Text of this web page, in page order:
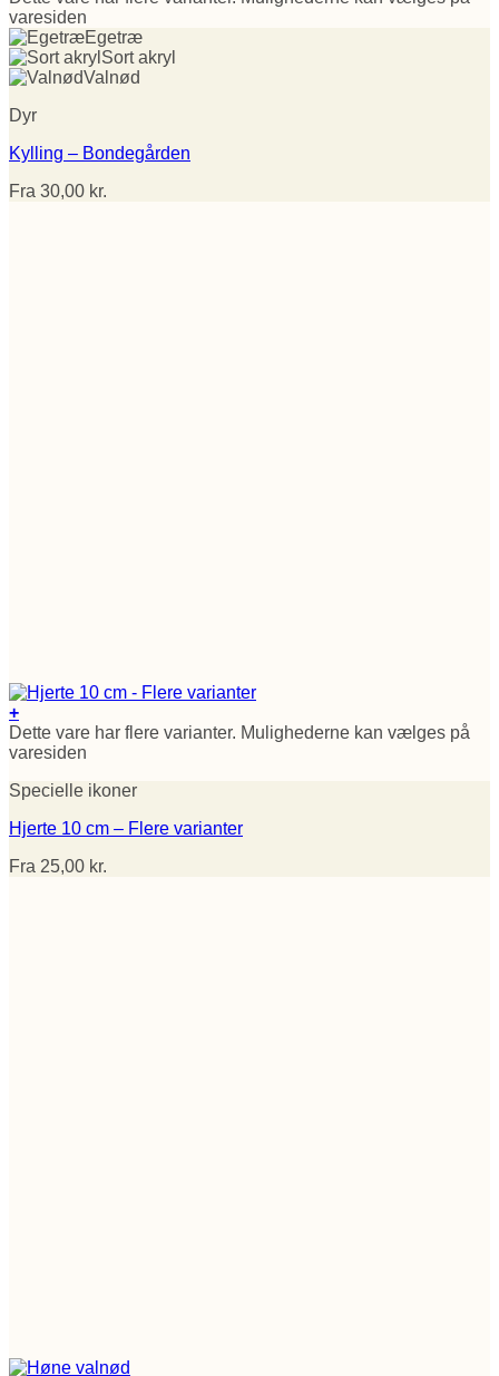
varesiden
Egetræ
Sort akryl
Valnød
Dyr
Kylling – Bondegården
Fra 30,00 kr.
+
Dette vare har flere varianter. Mulighederne kan vælges på
varesiden
Specielle ikoner
Hjerte 10 cm – Flere varianter
Fra 25,00 kr.